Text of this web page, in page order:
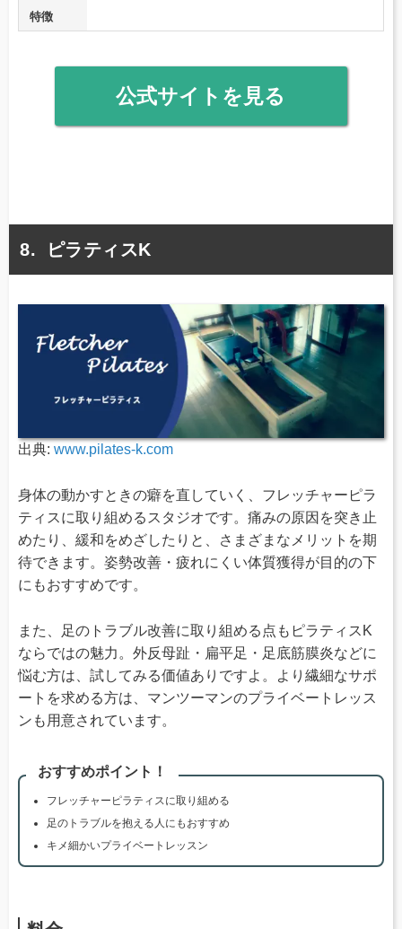
特徴
公式サイトを見る
ピラティスK
出典: www.pilates-k.com
身体の動かすときの癖を直していく、フレッチャーピラ
ティスに取り組めるスタジオです。痛みの原因を突き止
めたり、緩和をめざしたりと、さまざまなメリットを期
待できます。姿勢改善・疲れにくい体質獲得が目的の下
にもおすすめです。
また、足のトラブル改善に取り組める点もピラティスK
ならではの魅力。外反母趾・扁平足・足底筋膜炎などに
悩む方は、試してみる価値ありですよ。より繊細なサポ
ートを求める方は、マンツーマンのプライベートレッス
ンも用意されています。
おすすめポイント！
フレッチャーピラティスに取り組める
足のトラブルを抱える人にもおすすめ
キメ細かいプライベートレッスン